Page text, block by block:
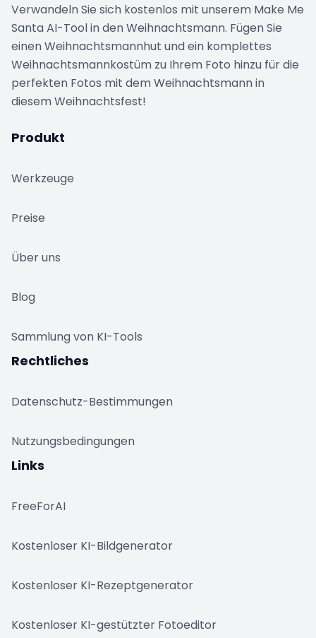
Verwandeln Sie sich kostenlos mit unserem Make Me
Santa AI-Tool in den Weihnachtsmann. Fügen Sie
einen Weihnachtsmannhut und ein komplettes
Weihnachtsmannkostüm zu Ihrem Foto hinzu für die
perfekten Fotos mit dem Weihnachtsmann in
diesem Weihnachtsfest!
Produkt
Werkzeuge
Preise
Über uns
Blog
Sammlung von KI-Tools
Rechtliches
Datenschutz-Bestimmungen
Nutzungsbedingungen
Links
FreeForAI
Kostenloser KI-Bildgenerator
Kostenloser KI-Rezeptgenerator
Kostenloser KI-gestützter Fotoeditor